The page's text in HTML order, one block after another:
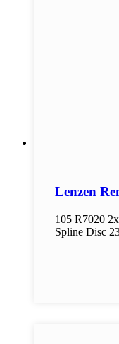
Lenzen
105 R7020
Spline Disc